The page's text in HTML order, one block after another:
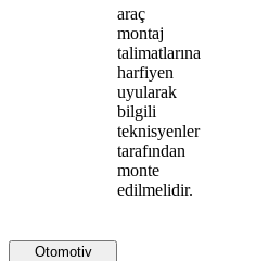
araç
montaj
talimatlarına
harfiyen
uyularak
bilgili
teknisyenler
tarafından
monte
edilmelidir.
Otomotiv